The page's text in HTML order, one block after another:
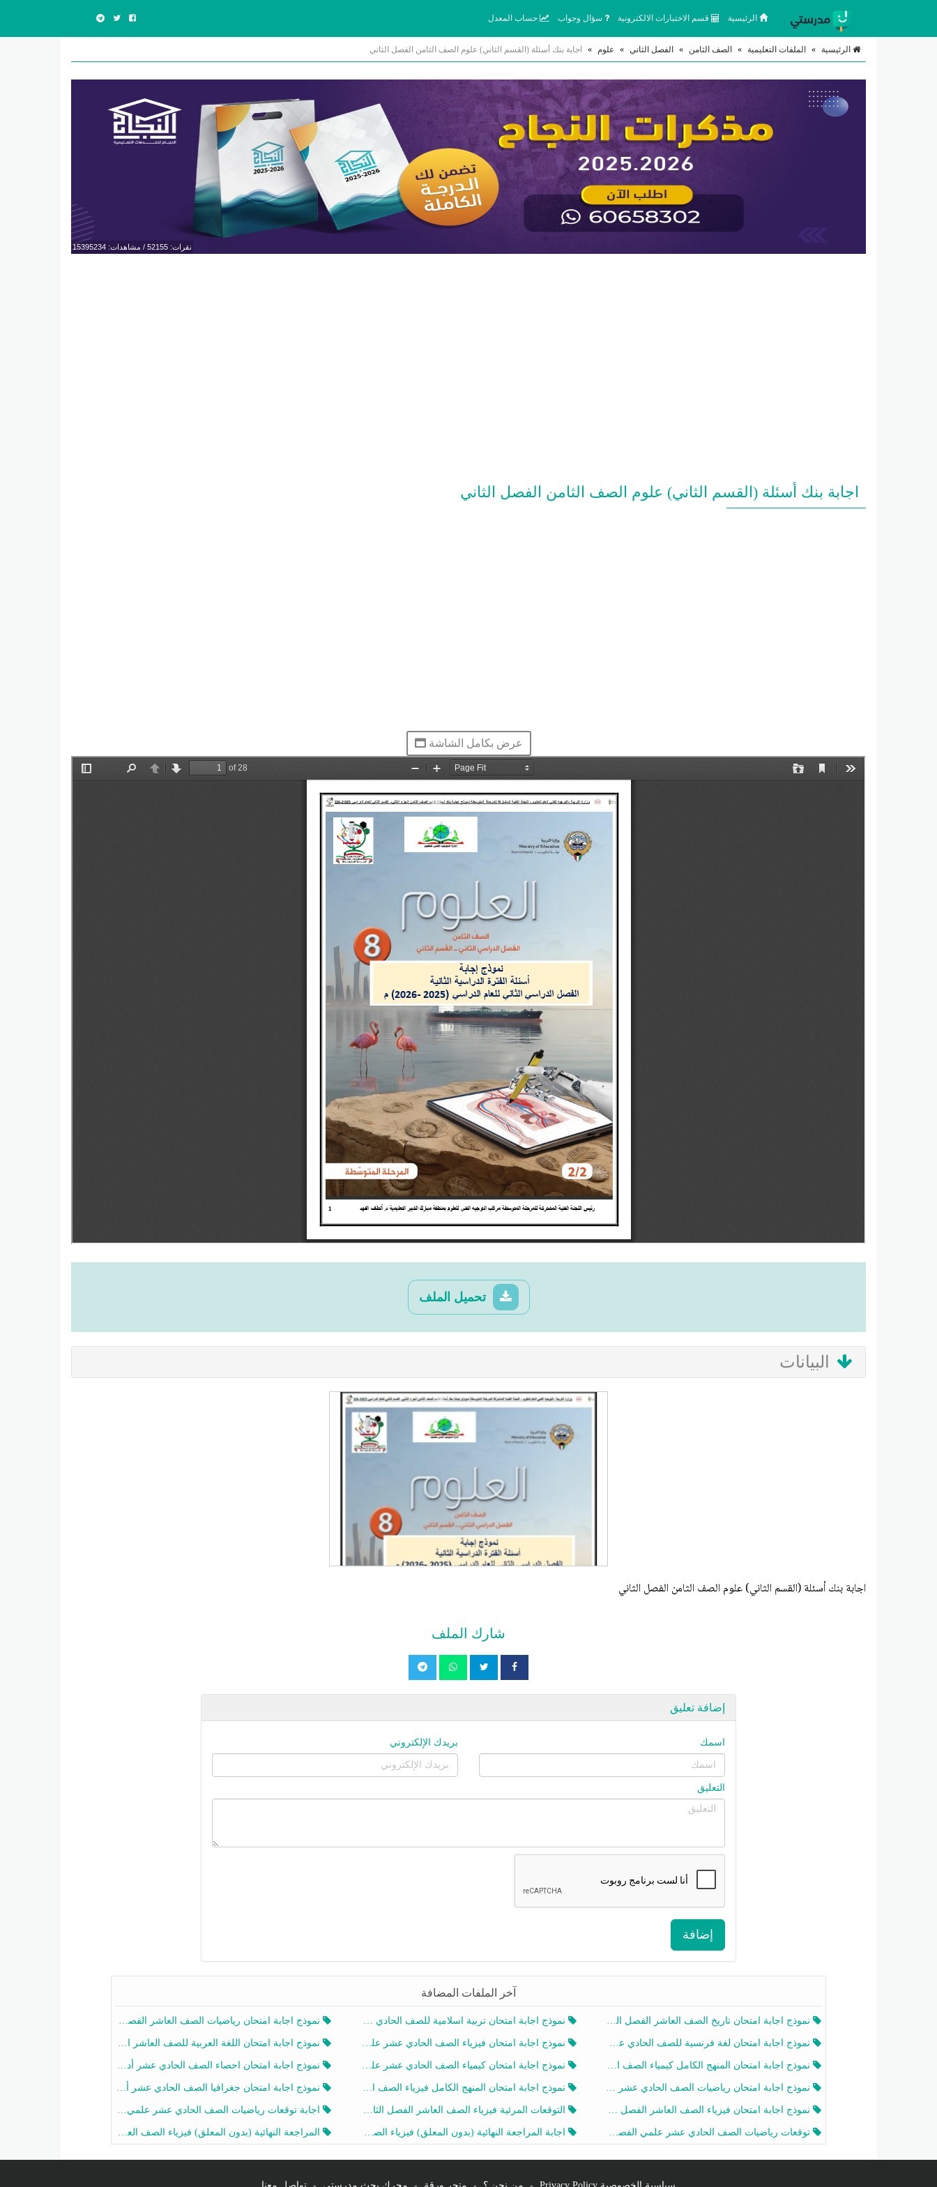
الرئيسية قسم الاختبارات الالكترونية سؤال وجواب حساب المعدل
الرئيسية » الملفات التعليمية » الصف الثامن » الفصل الثاني » علوم » اجابة بنك أسئلة (القسم الثاني) علوم الصف الثامن الفصل الثاني
نقرات: 52155 / مشاهدات: 15395234
اجابة بنك أسئلة (القسم الثاني) علوم الصف الثامن الفصل الثاني
عرض بكامل الشاشة
تحميل الملف
البيانات
اجابة بنك أسئلة (القسم الثاني) علوم الصف الثامن الفصل الثاني
شارك الملف
إضافة تعليق
اسمك بريدك الإلكتروني
التعليق
إضافة
آخر الملفات المضافة
نموذج اجابة امتحان تاريخ الصف العاشر الفصل الثاني 2025-2026 نموذج اجابة امتحان تربية اسلامية للصف الحادي عشر الفصل الثاني 2025-2026 نموذج اجابة امتحان رياضيات الصف العاشر الفصل الثاني 2025-2026
نموذج اجابة امتحان لغة فرنسية للصف الحادي عشر أدبي الفصل الثاني 2025-2026 نموذج اجابة امتحان فيزياء الصف الحادي عشر علمي الفصل الثاني 2025-2026 نموذج اجابة امتحان اللغة العربية للصف العاشر الفصل الثاني 2025-2026
نموذج اجابة امتحان المنهج الكامل كيمياء الصف الحادي عشر علمي الفصل الثاني 2025-2026 نموذج اجابة امتحان كيمياء الصف الحادي عشر علمي الفصل الثاني 2025-2026 نموذج اجابة امتحان احصاء الصف الحادي عشر أدبي الفصل الثاني 2025-2026
نموذج اجابة امتحان رياضيات الصف الحادي عشر علمي الفصل الثاني 2025-2026 نموذج اجابة امتحان المنهج الكامل فيزياء الصف العاشر الفصل الثاني 2025-2026 نموذج اجابة امتحان جغرافيا الصف الحادي عشر أدبي الفصل الثاني 2025-2026
نموذج اجابة امتحان فيزياء الصف العاشر الفصل الثاني 2025-2026 التوقعات المرئية فيزياء الصف العاشر الفصل الثاني 2026 أ هيثم الليثي اجابة توقعات رياضيات الصف الحادي عشر علمي الفصل الثاني 2025-2026 أ عمرو فايز
توقعات رياضيات الصف الحادي عشر علمي الفصل الثاني 2025-2026 أ عمرو فايز اجابة المراجعة النهائية (بدون المعلق) فيزياء الصف العاشر الفصل الثاني أ أحمد نبيه المراجعة النهائية (بدون المعلق) فيزياء الصف العاشر الفصل الثاني أ أحمد نبيه